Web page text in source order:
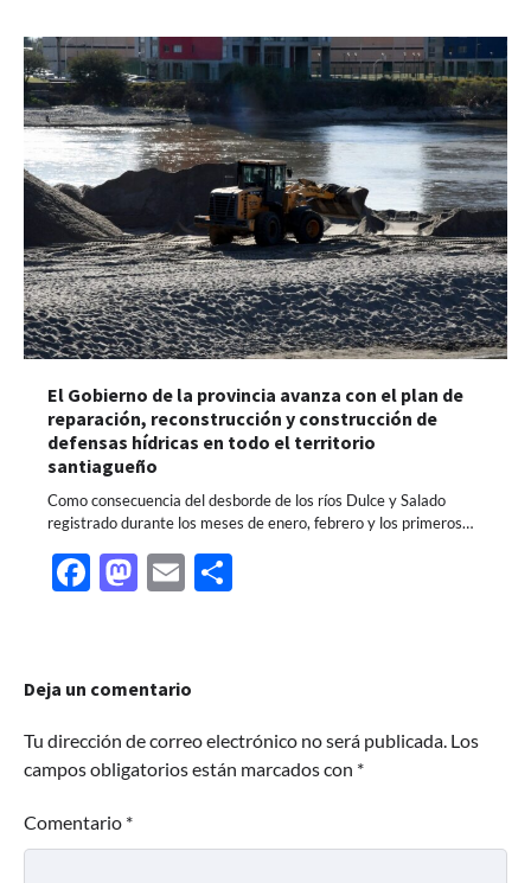
El Gobierno de la provincia avanza con el plan de
reparación, reconstrucción y construcción de
defensas hídricas en todo el territorio
santiagueño
Como consecuencia del desborde de los ríos Dulce y Salado
registrado durante los meses de enero, febrero y los primeros…
Facebook
Mastodon
Email
Deja un comentario
Tu dirección de correo electrónico no será publicada. Los
campos obligatorios están marcados con *
Comentario *